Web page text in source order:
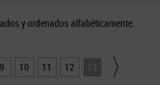
y ordenados alfabéticamente.
9 10 11 12 13